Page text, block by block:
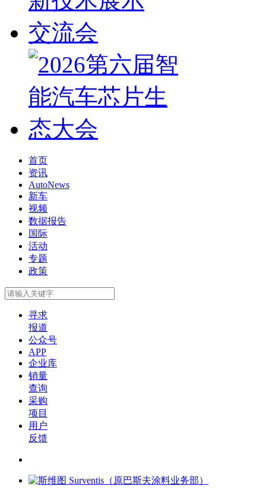
首页
资讯
AutoNews
新车
视频
数据报告
国际
活动
专题
政策
寻求
报道
公众号
APP
企业库
销量
查询
采购
项目
用户
反馈